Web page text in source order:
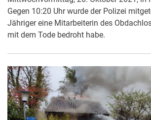
Gegen 10:20 Uhr wurde der Polizei
Jähriger eine Mitarbeiterin des
mit dem Tode bedroht habe.